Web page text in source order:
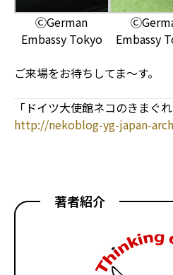
ⒸGerman
Embassy Tokyo
Embassy
ご来場をお待ちしてま〜す。
「ドイツ大使館ネコのきまぐ
http://nekoblog-yg-japan-
著者紹介